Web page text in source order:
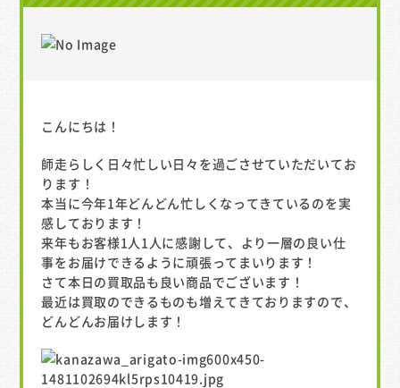
こんにちは！
師走らしく日々忙しい日々を過ごさせていただいてお
ります！
本当に今年1年どんどん忙しくなってきているのを実
感しております！
来年もお客様1人1人に感謝して、より一層の良い仕
事をお届けできるように頑張ってまいります！
さて本日の買取品も良い商品でございます！
最近は買取のできるものも増えてきておりますので、
どんどんお届けします！